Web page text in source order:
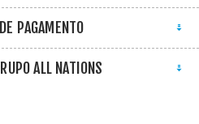
PAGAMENTO
ALL NATIONS